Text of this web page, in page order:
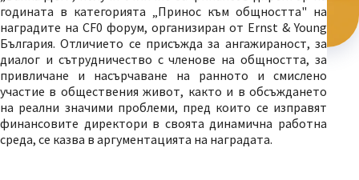
годината в категорията „Принос към общността" на
наградите на CF0 форум, организиран от Ernst & Young
България. Отличието се присъжда за ангажираност, за
диалог и сътрудничество с членове на общността, за
привличане и насърчаване на ранното и смислено
участие в обществения живот, както и в обсъждането
на реални значими проблеми, пред които се изправят
финансовите директори в своята динамична работна
среда, се казва в аргументацията на наградата.